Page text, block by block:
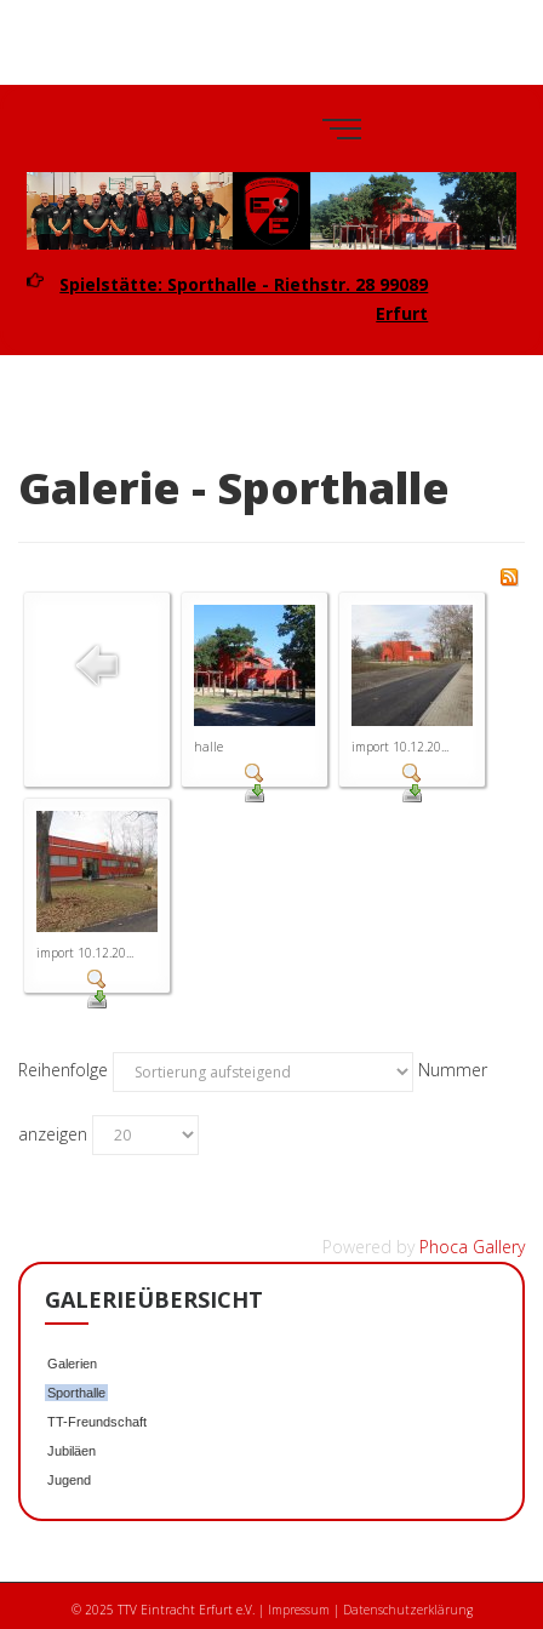
Spielstätte: Sporthalle - Riethstr. 28 99089
Erfurt
Galerie - Sporthalle
halle import 10.12.20...
import 10.12.20...
Reihenfolge Nummer
anzeigen
Powered by Phoca Gallery
GALERIEÜBERSICHT
Galerien
Sporthalle
TT-Freundschaft
Jubiläen
Jugend
© 2025 TTV Eintracht Erfurt e.V. | Impressum | Datenschutzerklärung